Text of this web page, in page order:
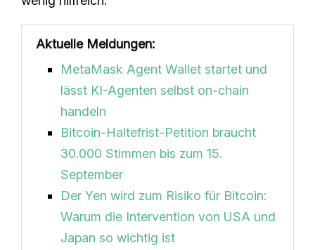
Aktuelle Meldungen:
MetaMask Agent Wallet startet und
lässt KI-Agenten selbst on-chain
handeln
Bitcoin-Haltefrist-Petition braucht
30.000 Stimmen bis zum 15.
September
Der Yen wird zum Risiko für Bitcoin:
Warum die Intervention von USA und
Japan so wichtig ist